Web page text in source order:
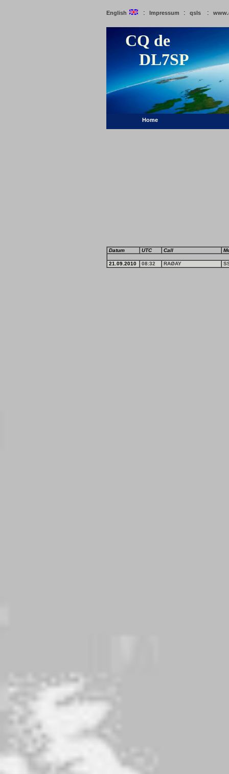
English : Impressum : qsls :
CQ de
DL7SP
Home
Datum UTC Call
21.09.2010 08:32 RAØAY